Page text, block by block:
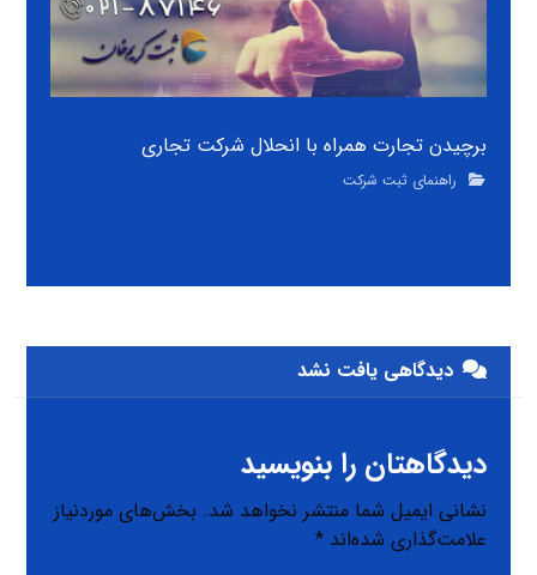
برچیدن تجارت همراه با انحلال شرکت تجاری
راهنمای ثبت شرکت
دیدگاهی یافت نشد
دیدگاهتان را بنویسید
نشانی ایمیل شما منتشر نخواهد شد. بخش‌های موردنیاز
علامت‌گذاری شده‌اند*